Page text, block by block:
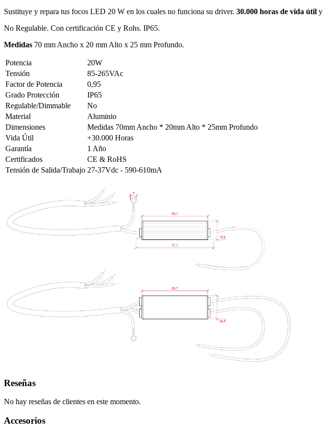
Sustituye y repara tus focos LED 20 W en los cuales no funciona su driver. 30.000 horas de vida útil y
No Regulable. Con certificación CE y Rohs. IP65.
Medidas 70 mm Ancho x 20 mm Alto x 25 mm Profundo.
Potencia
20W
Tensión
85-265VAc
Factor de Potencia
0,95
Grado Protección
IP65
Regulable/Dimmable
No
Material
Aluminio
Dimensiones
Medidas 70mm Ancho * 20mm Alto * 25mm Profundo
Vida Útil
+30.000 Horas
Garantía
1 Año
Certificados
CE & RoHS
Tensión de Salida/Trabajo 27-37Vdc - 590-610mA
Reseñas
No hay reseñas de clientes en este momento.
Accesorios